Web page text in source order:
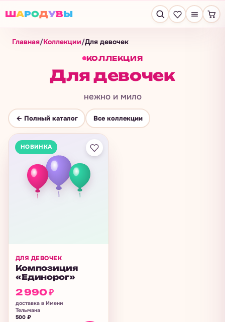
ШАРОДУВЫ
Главная/Коллекции/Для девочек
КОЛЛЕКЦИЯ
Для девочек
нежно и мило
← Полный каталог Все коллекции
НОВИНКА
ДЛЯ ДЕВОЧЕК
Композиция
«Единорог»
2 990₽
доставка в Имени
Тельмана
500 ₽